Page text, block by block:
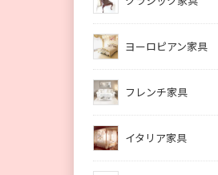
ヨーロピアン家具
フレンチ家具
イタリア家具